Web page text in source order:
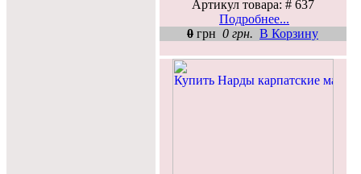
Артикул товара: # 637
Подробнее...
0 грн 0 грн. В Корзину